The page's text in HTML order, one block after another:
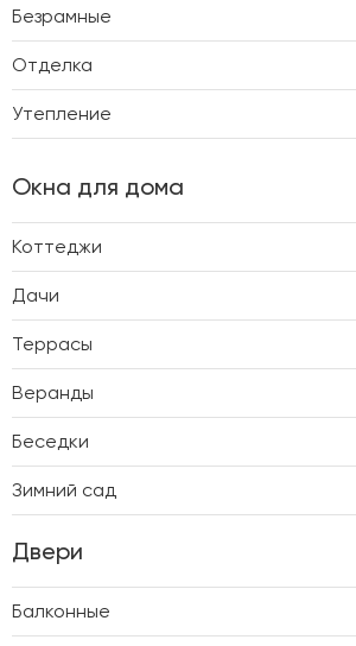
Безрамные
Отделка
Утепление
Окна для дома
Коттеджи
Дачи
Террасы
Веранды
Беседки
Зимний сад
Двери
Балконные